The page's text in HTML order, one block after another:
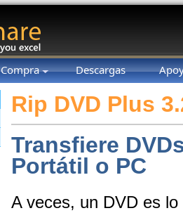
Compra Descargas
Rip DVD Plus
Transfiere
Portátil o PC
A veces, un DVD es